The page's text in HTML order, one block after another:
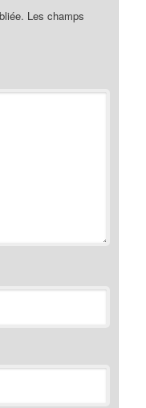
Les champs